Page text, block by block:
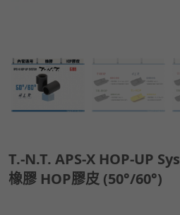
T.-N.T. APS-X HOP-UP
橡膠 HOP膠皮 (50°/60°)